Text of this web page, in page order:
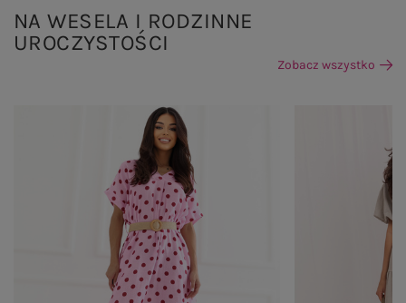
NA WESELA I RODZINNE
UROCZYSTOŚCI
Zobacz wszystko